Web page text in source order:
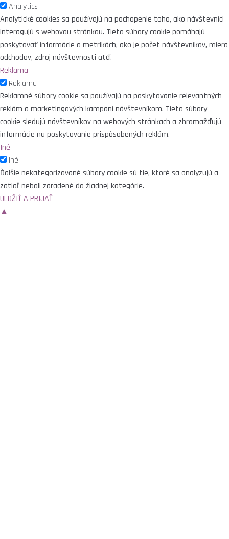
Analytics
Analytické cookies sa používajú na pochopenie toho, ako návštevníci
interagujú s webovou stránkou. Tieto súbory cookie pomáhajú
poskytovať informácie o metrikách, ako je počet návštevníkov, miera
odchodov, zdroj návštevnosti atď.
Reklama
Reklama
Reklamné súbory cookie sa používajú na poskytovanie relevantných
reklám a marketingových kampaní návštevníkom. Tieto súbory
cookie sledujú návštevníkov na webových stránkach a zhromažďujú
informácie na poskytovanie prispôsobených reklám.
Iné
Iné
Ďalšie nekategorizované súbory cookie sú tie, ktoré sa analyzujú a
zatiaľ neboli zaradené do žiadnej kategórie.
ULOŽIŤ A PRIJAŤ
▲